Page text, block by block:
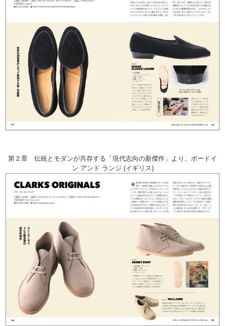
第２章 伝統とモダンが共存する「現代志向の新傑作」より、ボードイ
ン アンド ランジ (イギリス)